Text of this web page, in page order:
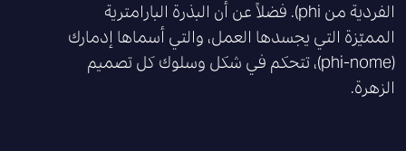
الفردية من
فضلاً عن أن البذرة البارامترية
المميّزة التي يجسدها العمل، والتي أسماها إدمارك
(phi-nome)
، تتحكم في شكل وسلوك كل تصميم
الزهرة.